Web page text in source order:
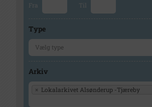
Fra Til
Type
Arkiv
× Lokalarkivet Alsønderup -Tjæreby